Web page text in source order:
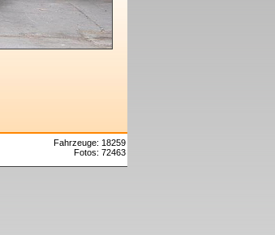
Fahrzeuge: 18259
Fotos: 72463